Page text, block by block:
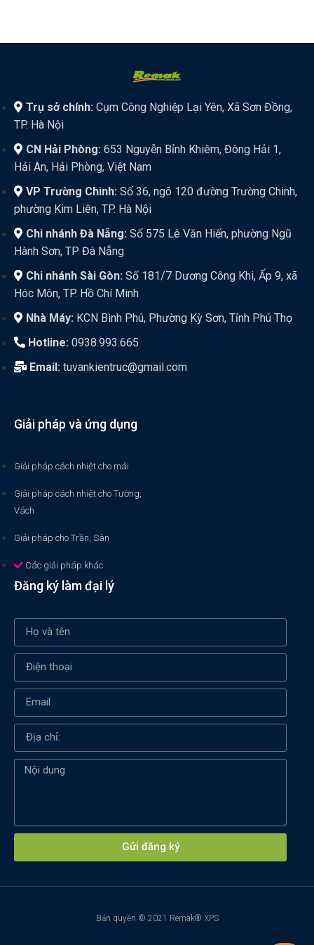
Trụ sở chính: Cụm Công Nghiệp Lại Yên, Xã Sơn Đồng,
TP. Hà Nội
CN Hải Phòng: 653 Nguyễn Bỉnh Khiêm, Đông Hải 1,
Hải An, Hải Phòng, Việt Nam
VP Trường Chinh: Số 36, ngõ 120 đường Trường Chinh,
phường Kim Liên, TP. Hà Nội
Chi nhánh Đà Nẵng: Số 575 Lê Văn Hiến, phường Ngũ
Hành Sơn, TP Đà Nẵng
Chi nhánh Sài Gòn: Số 181/7 Dương Công Khi, Ấp 9, xã
Hóc Môn, TP. Hồ Chí Minh
Nhà Máy: KCN Bình Phú, Phường Kỳ Sơn, Tỉnh Phú Thọ
Hotline: 0938.993.665
Email: tuvankientruc@gmail.com
Giải pháp và ứng dụng
Giải pháp cách nhiệt cho mái
Giải pháp cách nhiệt cho Tường,
Vách
Giải pháp cho Trần, Sàn
Các giải pháp khác
Đăng ký làm đại lý
Gửi đăng ký
Bản quyền © 2021 Remak® XPS
Xin chào! Em là chuyên
+